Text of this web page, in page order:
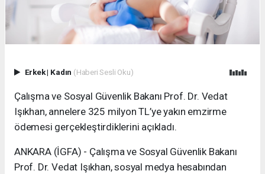
Erkek| Kadın (Haberi Sesli Oku)
Çalışma ve Sosyal Güvenlik Bakanı Prof. Dr. Vedat
Işıkhan, annelere 325 milyon TL’ye yakın emzirme
ödemesi gerçekleştirdiklerini açıkladı.
ANKARA (İGFA) - Çalışma ve Sosyal Güvenlik Bakanı
Prof. Dr. Vedat Işıkhan, sosyal medya hesabından